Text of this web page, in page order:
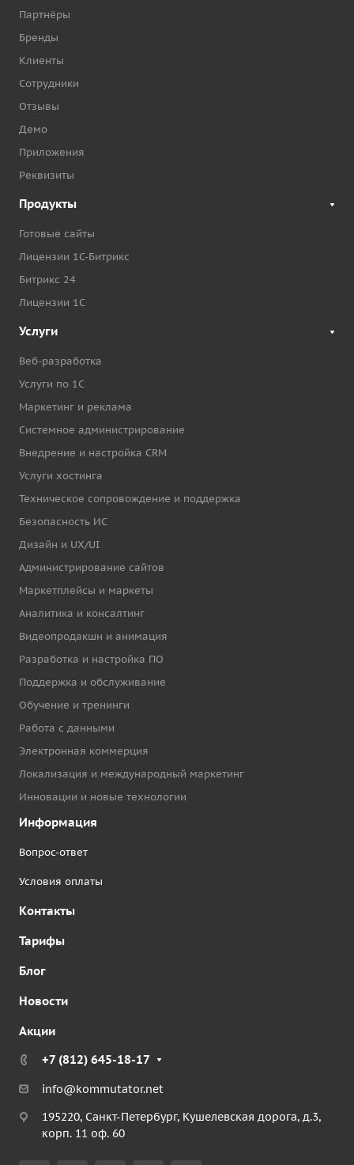
Партнёры
Бренды
Клиенты
Сотрудники
Отзывы
Демо
Приложения
Реквизиты
Продукты
Готовые сайты
Лицензии 1С-Битрикс
Битрикс 24
Лицензии 1С
Услуги
Веб-разработка
Услуги по 1С
Маркетинг и реклама
Системное администрирование
Внедрение и настройка CRM
Услуги хостинга
Техническое сопровождение и поддержка
Безопасность ИС
Дизайн и UX/UI
Администрирование сайтов
Маркетплейсы и маркеты
Аналитика и консалтинг
Видеопродакшн и анимация
Разработка и настройка ПО
Поддержка и обслуживание
Обучение и тренинги
Работа с данными
Электронная коммерция
Локализация и международный маркетинг
Инновации и новые технологии
Информация
Вопрос-ответ
Условия оплаты
Контакты
Тарифы
Блог
Новости
Акции
+7 (812) 645-18-17
info@kommutator.net
195220, Санкт-Петербург, Кушелевская дорога, д.3,
корп. 11 оф. 60